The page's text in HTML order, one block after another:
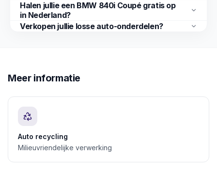
Halen jullie een BMW 840i Coupé gratis op
in Nederland?
Verkopen jullie losse auto-onderdelen?
Meer informatie
Auto recycling
Milieuvriendelijke verwerking